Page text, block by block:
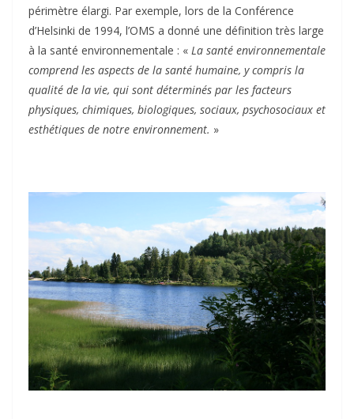
périmètre élargi. Par exemple, lors de la Conférence
d’Helsinki de 1994, l’OMS a donné une définition très large
à la santé environnementale : « La santé environnementale
comprend les aspects de la santé humaine, y compris la
qualité de la vie, qui sont déterminés par les facteurs
physiques, chimiques, biologiques, sociaux, psychosociaux et
esthétiques de notre environnement. »